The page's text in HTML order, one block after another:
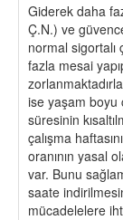
Giderek daha
Ç.N.) ve
normal sigortalı
fazla mesai
ise yaşam boyu
süresinin
çalışma
oranının yasal
var. Bunu
saate
mücadelelere